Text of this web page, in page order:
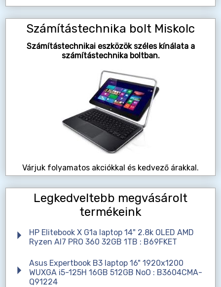
Számítástechnika bolt Miskolc
Számítástechnikai eszközök széles kínálata a
számítástechnika boltban.
Várjuk folyamatos akciókkal és kedvező árakkal.
Legkedveltebb megvásárolt
termékeink
HP Elitebook X G1a laptop 14" 2.8k OLED AMD
Ryzen AI7 PRO 360 32GB 1TB : B69FKET
Asus Expertbook B3 laptop 16" 1920x1200
WUXGA i5-125H 16GB 512GB NoO : B3604CMA-
Q91224